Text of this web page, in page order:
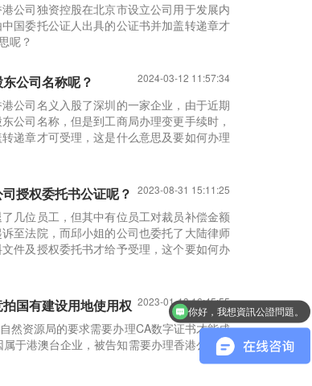
公司独资控股在北京市设立公司用于发展内
国委托公证人出具的公证书并加盖转递章才
呢？
2024-03-12 11:57:34
公司名称呢？
公司名义入股了深圳的一家企业，由于近期
公司名称，但是到工商局办理变更手续时，
递章才可受理，这是什么意思及要如何办理
2023-08-31 15:11:25
授权委托书公证呢？
几位员工，但其中有位员工对裁员补偿金额
至法院，而邱小姐的公司也委托了大陆律师
件及授权委托书才给予受理，这个要如何办
2023-01-13 16:45:55
国有建设用地使用权
然资源局的要求需要办理CA数字证书才能成
于港澳台企业，被告知需要办理香港公司主
香港結婚證公證可以代辦嗎？